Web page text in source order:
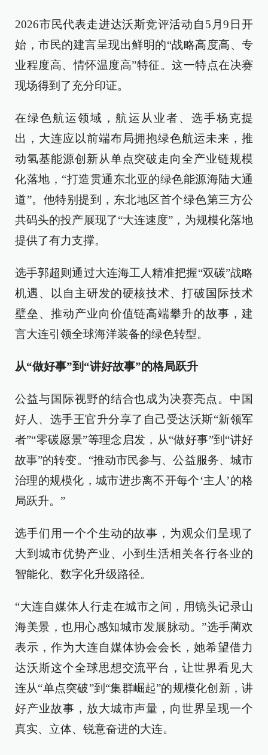
2026市民代表走进达沃斯竞评活动自5月9日开
始，市民的建言呈现出鲜明的“战略高度高、专
业程度高、情怀温度高”特征。这一特点在决赛
现场得到了充分印证。
在绿色航运领域，航运从业者、选手杨克提
出，大连应以前端布局拥抱绿色航运未来，推
动氢基能源创新从单点突破走向全产业链规模
化落地，“打造贯通东北亚的绿色能源海陆大通
道”。他特别提到，东北地区首个绿色第三方公
共码头的投产展现了“大连速度”，为规模化落地
提供了有力支撑。
选手郭超则通过大连海工人精准把握“双碳”战略
机遇、以自主研发的硬核技术、打破国际技术
壁垒、推动产业向价值链高端攀升的故事，建
言大连引领全球海洋装备的绿色转型。
从“做好事”到“讲好故事”的格局跃升
公益与国际视野的结合也成为决赛亮点。中国
好人、选手王官升分享了自己受达沃斯“新领军
者”“零碳愿景”等理念启发，从“做好事”到“讲好
故事”的转变。“推动市民参与、公益服务、城市
治理的规模化，城市进步离不开每个‘主人’的格
局跃升。”
选手们用一个个生动的故事，为观众们呈现了
大到城市优势产业、小到生活相关各行各业的
智能化、数字化升级路径。
“大连自媒体人行走在城市之间，用镜头记录山
海美景，也用心感知城市发展脉动。”选手蔺欢
表示，作为大连自媒体协会会长，她希望借力
达沃斯这个全球思想交流平台，让世界看见大
连从“单点突破”到“集群崛起”的规模化创新，讲
好产业故事，放大城市声量，向世界呈现一个
真实、立体、锐意奋进的大连。